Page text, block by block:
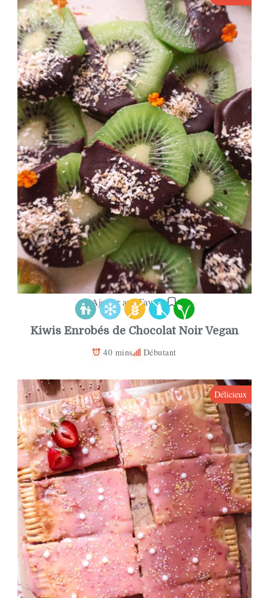
Ajouter aux Favoris
Kiwis Enrobés de Chocolat Noir Vegan
40 mins Débutant
Délicieux